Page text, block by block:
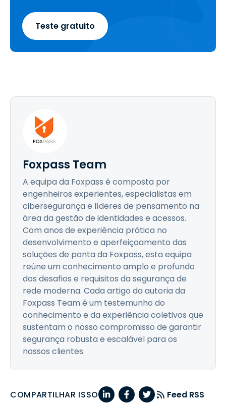
Teste gratuito
Foxpass Team
A equipa da Foxpass é composta por
engenheiros experientes, especialistas em
cibersegurança e líderes de pensamento na
área da gestão de identidades e acessos.
Com anos de experiência prática no
desenvolvimento e aperfeiçoamento das
soluções de ponta da Foxpass, esta equipa
reúne um conhecimento amplo e profundo
dos desafios e requisitos da segurança de
rede moderna. Cada artigo da autoria da
Foxpass Team é um testemunho do
conhecimento e da experiência coletivos que
sustentam o nosso compromisso de garantir
segurança robusta e escalável para os
nossos clientes.
COMPARTILHAR ISSO Feed RSS